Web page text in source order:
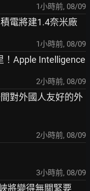
1小時前, 08/09
電將建1.4奈米廠
1小時前, 08/09
！Apple Intelligence
2小時前, 08/09
對外國人友好的外
2小時前, 08/09
3小時前, 08/09
將變得無關緊要